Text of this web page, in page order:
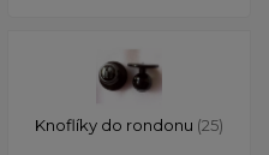
Knoflíky do rondonu (25)